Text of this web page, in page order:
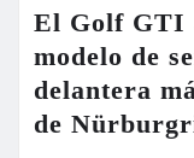
El Golf GTI
modelo de
delantera
de